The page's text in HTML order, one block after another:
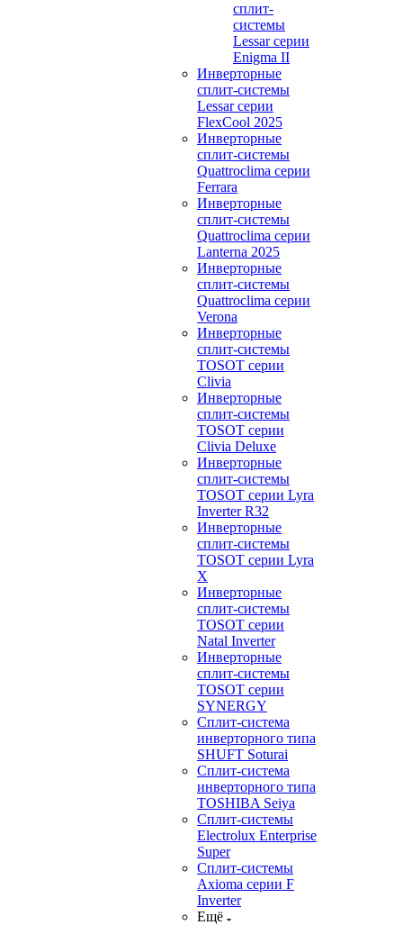
сплит-
системы
Lessar серии
Enigma II
Инверторные
сплит-системы
Lessar серии
FlexCool 2025
Инверторные
сплит-системы
Quattroclima серии
Ferrara
Инверторные
сплит-системы
Quattroclima серии
Lanterna 2025
Инверторные
сплит-системы
Quattroclima серии
Verona
Инверторные
сплит-системы
TOSOT серии
Clivia
Инверторные
сплит-системы
TOSOT серии
Clivia Deluxe
Инверторные
сплит-системы
TOSOT серии Lyra
Inverter R32
Инверторные
сплит-системы
TOSOT серии Lyra
X
Инверторные
сплит-системы
TOSOT серии
Natal Inverter
Инверторные
сплит-системы
TOSOT серии
SYNERGY
Сплит-система
инверторного типа
SHUFT Soturai
Сплит-система
инверторного типа
TOSHIBA Seiya
Сплит-системы
Electrolux Enterprise
Super
Сплит-системы
Axioma серии F
Inverter
Ещё